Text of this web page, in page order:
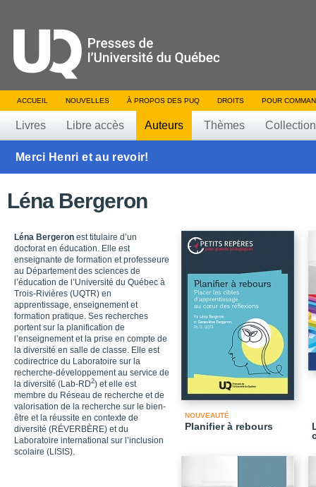
ACCUEIL NOUVELLES À PROPOS DES PUQ DROITS POUR
Livres Libre accès Auteurs Thèmes
Merci Henri et au revoir!
Léna Bergeron
Léna Bergeron est titulaire d’un
doctorat en éducation. Elle est
enseignante de formation et professeure
au Département des sciences de
l’éducation de l’Université du Québec à
Trois-Rivières (UQTR) en
apprentissage, enseignement et
formation pratique. Ses recherches
portent sur la planification de
l’enseignement et la prise en compte de
la diversité en salle de classe. Elle est
codirectrice du Laboratoire sur la
recherche-développement au service de
la diversité (Lab-RD2) et elle est
membre du Réseau de recherche et de
valorisation de la recherche sur le bien-
être et la réussite en contexte de
diversité (RÉVERBÈRE) et du
Laboratoire international sur l’inclusion
scolaire (LISIS).
NOUVEAUTÉ
Planifier à rebours